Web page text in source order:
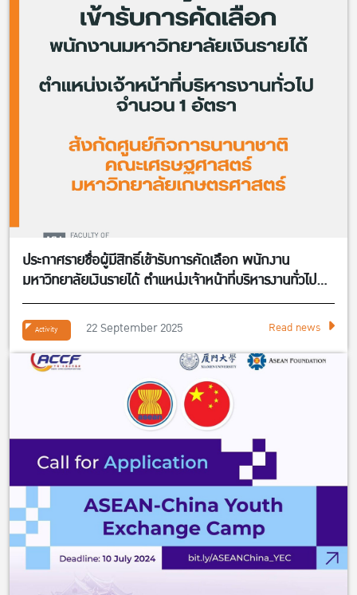
ประกาศรายชื่อผู้มีสิทธิ์เข้ารับการคัดเลือก พนักงาน
มหาวิทยาลัยเงินรายได้ ตำแหน่งเจ้าหน้าที่บริหารงานทั่วไป
จำนวน 1 อัตรา สังกัดศูนย์กิจการนานาชาติ คณะ
เศรษฐศาสตร์
Activity 22 September 2025 Read news